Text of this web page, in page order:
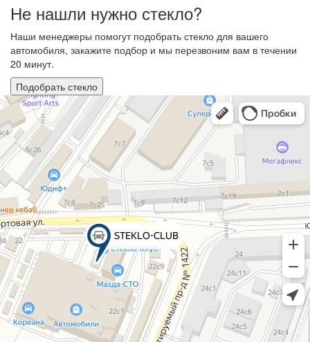
Не нашли нужно стекло?
Наши менеджеры помогут подобрать стекло для вашего
автомобиля, закажите подбор и мы перезвоним вам в течении
20 минут.
Подобрать стекло